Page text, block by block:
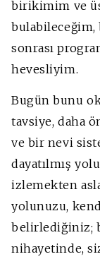
birikimim ve
bulabileceğim,
sonrası
hevesliyim.
Bugün bunu
tavsiye, daha
ve bir nevi
dayatılmış
izlemekten
yolunuzu,
belirlediğiniz;
nihayetinde,